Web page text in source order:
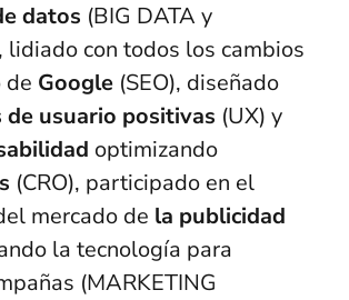
datos (BIG DATA y
lidiado con todos los cambios
de Google (SEO), diseñado
de usuario positivas (UX) y
optimizando
(CRO), participado en el
mercado de la publicidad
la tecnología para
(MARKETING